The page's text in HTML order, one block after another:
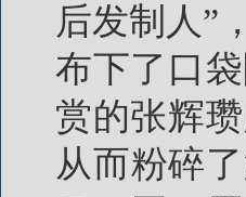
后发制人”
布下了口
赏的张辉
从而粉碎